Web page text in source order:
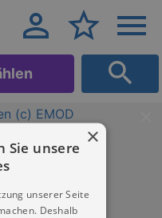
×
Sie unsere
unserer Seite
Deshalb